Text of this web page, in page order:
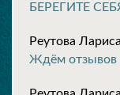
БЕРЕГИТЕ
Реутова Лариса
Ждём отзывов